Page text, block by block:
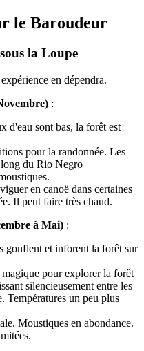
le Baroudeur
la Loupe
en dépendra.
:
d'eau sont bas, la forêt est
pour la randonnée. Les
long du Rio Negro
en canoë dans certaines
Il peut faire très chaud.
à Mai) :
gonflent et inforent la forêt sur
pour explorer la forêt
silencieusement entre les
Températures un peu plus
Moustiques en abondance.